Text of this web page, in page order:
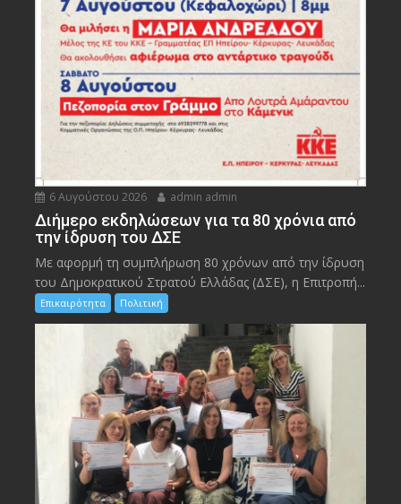
6 Αυγούστου 2026 admin admin
Διήμερο εκδηλώσεων για τα 80 χρόνια από
την ίδρυση του ΔΣΕ
Με αφορμή τη συμπλήρωση 80 χρόνων από την ίδρυση
του Δημοκρατικού Στρατού Ελλάδας (ΔΣΕ), η Επιτροπή...
Επικαιρότητα Πολιτική